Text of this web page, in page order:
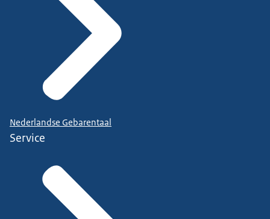
Nederlandse Gebarentaal
Service